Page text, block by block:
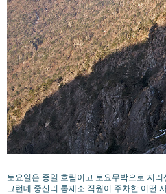
토요일은 종일 흐림이고 토요무박으로 지
그런데 중산리 통제소 직원이 주차한 어떤